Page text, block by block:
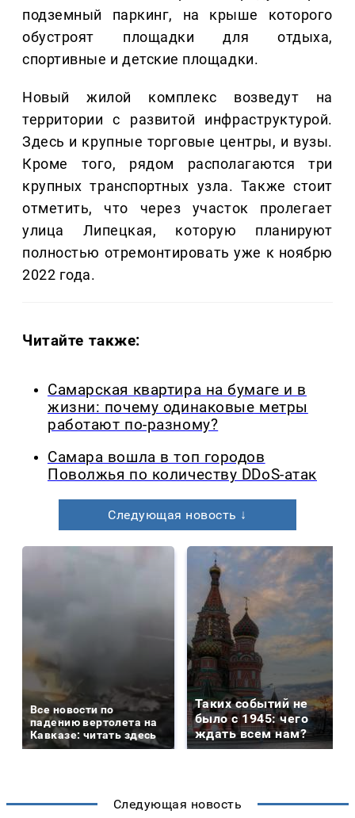
подземный паркинг, на крыше которого
обустроят площадки для отдыха,
спортивные и детские площадки.
Новый жилой комплекс возведут на
территории с развитой инфраструктурой.
Здесь и крупные торговые центры, и вузы.
Кроме того, рядом располагаются три
крупных транспортных узла. Также стоит
отметить, что через участок пролегает
улица Липецкая, которую планируют
полностью отремонтировать уже к ноябрю
2022 года.
Читайте также:
Самарская квартира на бумаге и в
жизни: почему одинаковые метры
работают по-разному?
Самара вошла в топ городов
Поволжья по количеству DDoS-атак
Следующая новость ↓
Все новости по
падению вертолета на
Кавказе: читать здесь
Таких событий не
было с 1945: чего
ждать всем нам?
Следующая новость